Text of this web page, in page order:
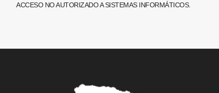
ACCESO NO AUTORIZADO A SISTEMAS INFORMÁTICOS.